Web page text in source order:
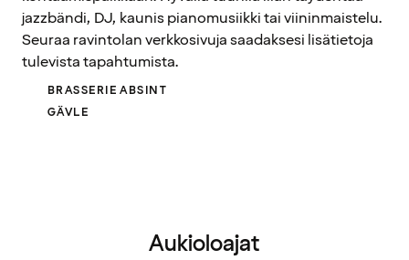
jazzbändi, DJ, kaunis pianomusiikki tai viininmaistelu.
Seuraa ravintolan verkkosivuja saadaksesi lisätietoja
tulevista tapahtumista.
BRASSERIE ABSINT
GÄVLE
Aukioloajat